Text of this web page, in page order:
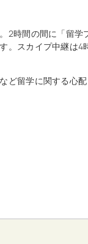
2時間の間に「留学
。スカイプ中継は4
ど留学に関する心